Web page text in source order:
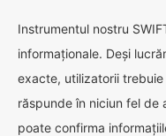
Instrumentul nostru
informaționale. Deși
exacte, utilizatorii
răspunde în niciun fel de
poate confirma